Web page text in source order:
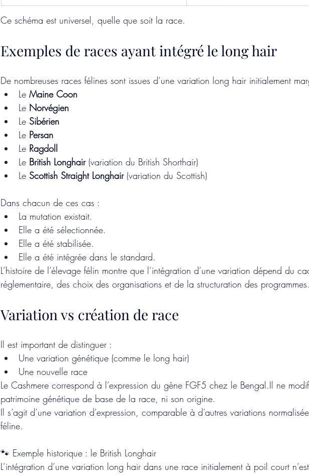
Ce schéma est universel, quelle que soit la race.
Exemples de races ayant intégré le long hair
De nombreuses races félines sont issues d’une variation long hair initialement
Le Maine Coon
Le Norvégien
Le Sibérien
Le Persan
Le Ragdoll
Le British Longhair (variation du British Shorthair)
Le Scottish Straight Longhair (variation du Scottish)
Dans chacun de ces cas :
La mutation existait.
Elle a été sélectionnée.
Elle a été stabilisée.
Elle a été intégrée dans le standard.
L’histoire de l’élevage félin montre que l’intégration d’une variation dépend du
réglementaire, des choix des organisations et de la structuration des programmes.
Variation vs création de race
Il est important de distinguer :
Une variation génétique (comme le long hair)
Une nouvelle race
Le Cashmere correspond à l’expression du gène FGF5 chez le Bengal.Il ne
patrimoine génétique de base de la race, ni son origine.
Il s’agit d’une variation d’expression, comparable à d’autres variations
féline.
🐾 Exemple historique : le British Longhair
L’intégration d’une variation long hair dans une race initialement à poil court